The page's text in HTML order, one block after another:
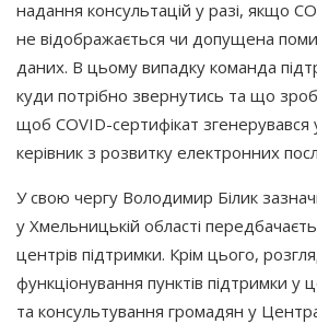
надання консультацій у разі, якщо
не відображається чи допущена
даних. В цьому випадку команда
куди потрібно звернутись та що
щоб COVID-сертифікат згенерувався
керівник з розвитку електронних
У свою чергу Володимир Білик
у Хмельницькій області
центрів підтримки. Крім цього,
функціонування пунктів підтримки у
та консультування громадян у